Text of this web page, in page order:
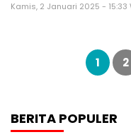
Kamis, 2 Januari 2025 - 15:33
Paginasi
1 2
BERITA POPULER